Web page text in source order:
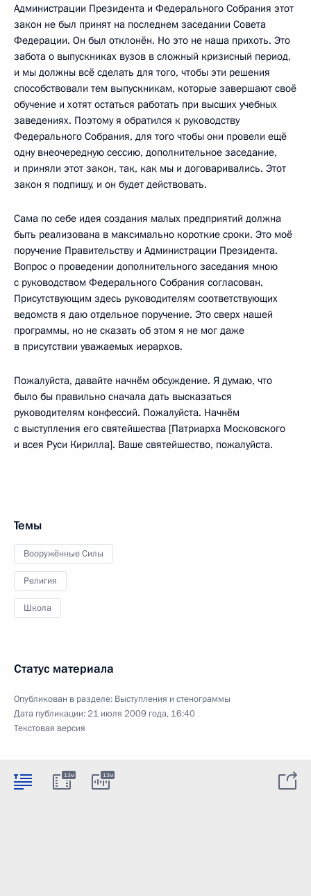
Администрации Президента и Федерального Собрания этот
закон не был принят на последнем заседании Совета
Федерации. Он был отклонён. Но это не наша прихоть. Это
забота о выпускниках вузов в сложный кризисный период,
и мы должны всё сделать для того, чтобы эти решения
способствовали тем выпускникам, которые завершают своё
обучение и хотят остаться работать при высших учебных
заведениях. Поэтому я обратился к руководству
Федерального Собрания, для того чтобы они провели ещё
одну внеочередную сессию, дополнительное заседание,
и приняли этот закон, так, как мы и договаривались. Этот
закон я подпишу, и он будет действовать.
Сама по себе идея создания малых предприятий должна
быть реализована в максимально короткие сроки. Это моё
поручение Правительству и Администрации Президента.
Вопрос о проведении дополнительного заседания мною
с руководством Федерального Собрания согласован.
Присутствующим здесь руководителям соответствующих
ведомств я даю отдельное поручение. Это сверх нашей
программы, но не сказать об этом я не мог даже
в присутствии уважаемых иерархов.
Пожалуйста, давайте начнём обсуждение. Я думаю, что
было бы правильно сначала дать высказаться
руководителям конфессий. Пожалуйста. Начнём
с выступления его святейшества [Патриарха Московского
и всея Руси Кирилла]. Ваше святейшество, пожалуйста.
Темы
Вооружённые Силы
Религия
Школа
Статус материала
Опубликован в разделе: Выступления и стенограммы
Дата публикации:21 июля 2009 года, 16:40
Текстовая версия
13м 13м